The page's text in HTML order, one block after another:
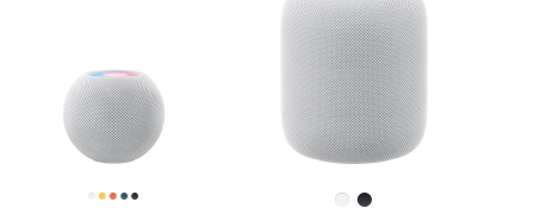
了
解
HomePod<